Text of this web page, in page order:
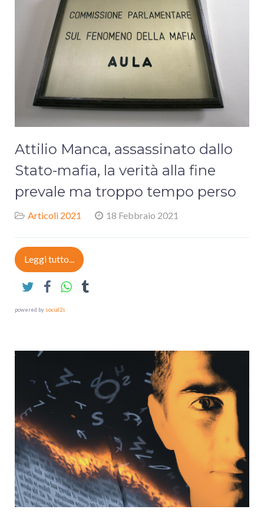
Attilio Manca, assassinato dallo
Stato-mafia, la verità alla fine
prevale ma troppo tempo perso
Articoli 2021 18 Febbraio 2021
Leggi tutto...
powered by social2s